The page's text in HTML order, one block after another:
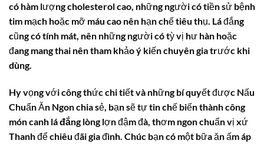
có hàm lượng cholesterol cao, những người có tiền sử bệnh
tim mạch hoặc mỡ máu cao nên hạn chế tiêu thụ. Lá đắng
cũng có tính mát, nên những người có tỳ vị hư hàn hoặc
đang mang thai nên tham khảo ý kiến chuyên gia trước khi
dùng.
Hy vọng với công thức chi tiết và những bí quyết được Nấu
Chuẩn Ăn Ngon chia sẻ, bạn sẽ tự tin chế biến thành công
móncanh lá đắnglòng lợn đậm đà, thơm ngon chuẩn vị xứ
Thanh để chiêu đãi gia đình. Chúc bạn có một bữa ăn ấm áp